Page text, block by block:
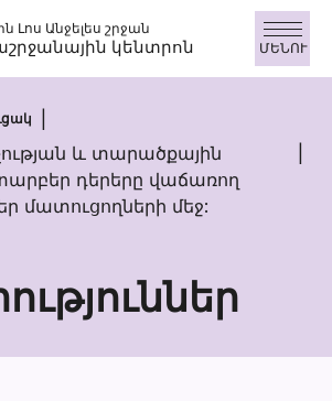
Լոս Անջելես շրջան
կենտրոն ՄԵՆՈՒ
և տարածքային
դերերը վաճառող
մատուցողների մեջ: